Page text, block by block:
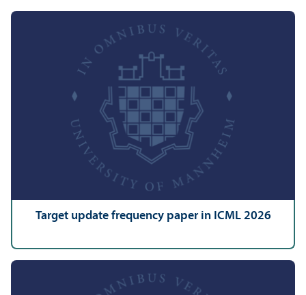
Target update frequency paper in ICML 2026